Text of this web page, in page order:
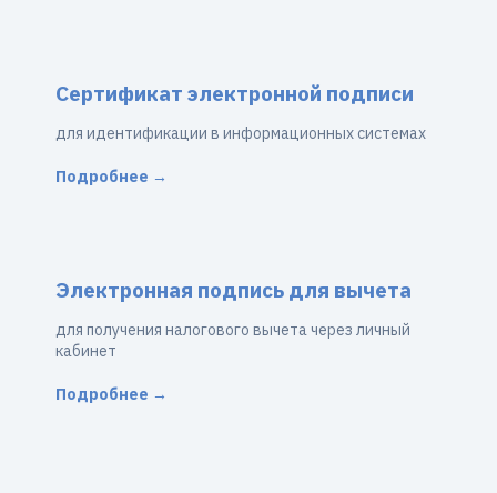
Сертификат электронной подписи
для идентификации в информационных системах
Подробнее →
Электронная подпись для вычета
для получения налогового вычета через личный
кабинет
Подробнее →